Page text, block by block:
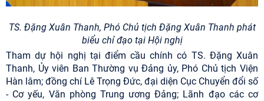
TS. Đặng Xuân Thanh, Phó Chủ tịch Đặng Xuân Thanh phát
biểu chỉ đạo tại Hội nghị
Tham dự hội nghị tại điểm cầu chính có TS. Đặng Xuân
Thanh, Ủy viên Ban Thường vụ Đảng ủy, Phó Chủ tịch Viện
Hàn lâm; đồng chí Lê Trọng Đức, đại diện Cục Chuyển đổi số
- Cơ yếu, Văn phòng Trung ương Đảng; Lãnh đạo các cơ